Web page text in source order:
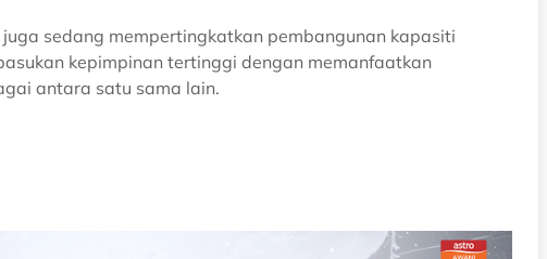
sedang mempertingkatkan pembangunan kapasiti
kepimpinan tertinggi dengan memanfaatkan
antara satu sama lain.